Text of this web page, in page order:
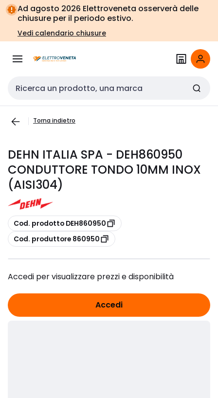
Vai alla
navigazione
Vai
alla
pagina
Ad agosto 2026 Elettroveneta osserverà delle
chiusure per il periodo estivo.
Vedi calendario chiusure
Cerca input
Torna indietro
DEHN ITALIA SPA - DEH860950
CONDUTTORE TONDO 10MM INOX
(AISI304)
copia
Cod. prodotto DEH860950
copia
Cod. produttore 860950
Accedi per visualizzare prezzi e disponibilità
Accedi